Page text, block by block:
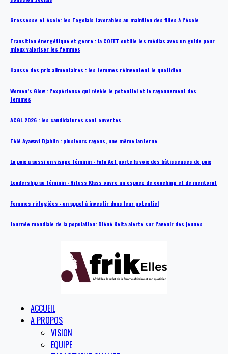
Grossesse et école: les Togolais favorables au maintien des filles à l’école
Transition énergétique et genre : la COFET outille les médias avec un guide pour
mieux valoriser les femmes
Hausse des prix alimentaires : les femmes réinventent le quotidien
Women’s Glow : l’expérience qui révèle le potentiel et le rayonnement des
femmes
ACGL 2026 : les candidatures sont ouvertes
Tèlé Ayawavi Djahlin : plusieurs rayons, une même lanterne
La paix a aussi un visage féminin : Fafa Act porte la voix des bâtisseuses de paix
Leadership au féminin : Rituss Klass ouvre un espace de coaching et de mentorat
Femmes réfugiées : un appel à investir dans leur potentiel
Journée mondiale de la population: Diéné Keita alerte sur l’avenir des jeunes
ACCUEIL
A PROPOS
VISION
EQUIPE